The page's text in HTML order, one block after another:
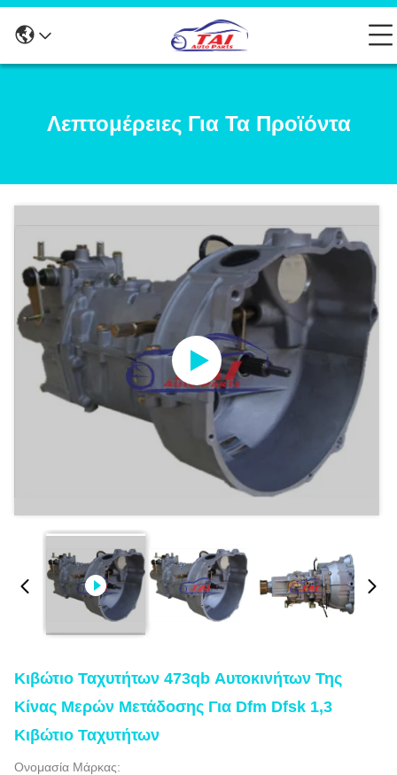
Λεπτομέρειες Για Τα Προϊόντα
Κιβώτιο Ταχυτήτων 473qb Αυτοκινήτων Της
Κίνας Μερών Μετάδοσης Για Dfm Dfsk 1,3
Κιβώτιο Ταχυτήτων
Ονομασία Μάρκας: